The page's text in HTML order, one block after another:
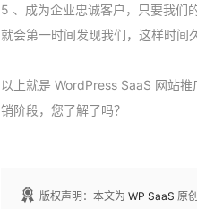
5 、成为企业忠诚客户，只要我们
就会第一时间发现我们，这样时间
以上就是 WordPress SaaS 网站
销阶段，您了解了吗？
版权声明：本文为 WP SaaS 原